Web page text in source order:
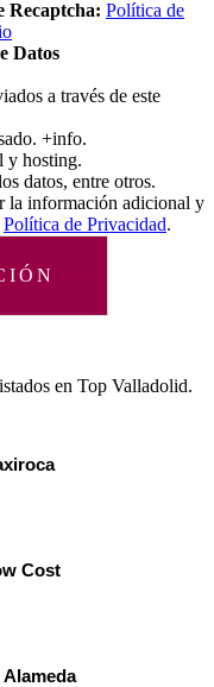
Recaptcha: Política de
Datos
a través de este
+info.
y hosting.
datos, entre otros.
la información adicional y
Política de Privacidad.
en Top Valladolid.
Cost